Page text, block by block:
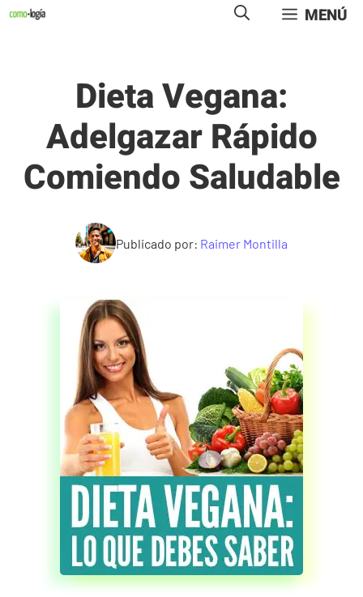
Saltar
MENÚ
Dieta Vegana:
Adelgazar Rápido
Comiendo Saludable
Publicado por: Raimer Montilla